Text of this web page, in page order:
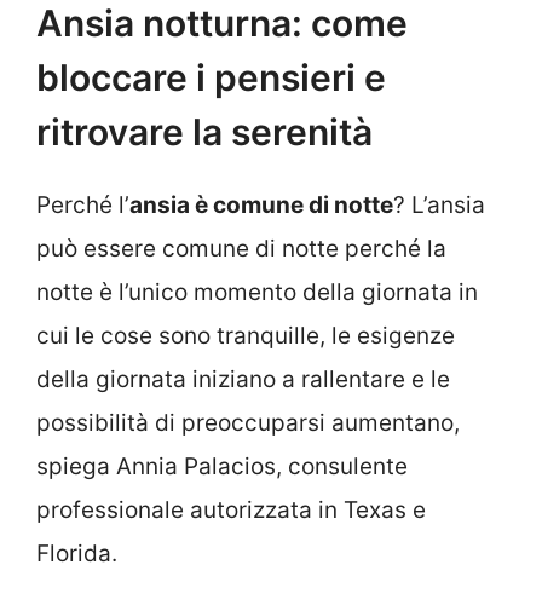
Ansia notturna: come
bloccare i pensieri e
ritrovare la serenità
Perché l’ansia è comune di notte? L’ansia
può essere comune di notte perché la
notte è l’unico momento della giornata in
cui le cose sono tranquille, le esigenze
della giornata iniziano a rallentare e le
possibilità di preoccuparsi aumentano,
spiega Annia Palacios, consulente
professionale autorizzata in Texas e
Florida.